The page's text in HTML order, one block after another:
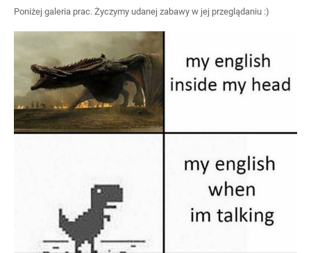
Poniżej galeria prac. Życzymy udanej zabawy w jej przeglądaniu :)